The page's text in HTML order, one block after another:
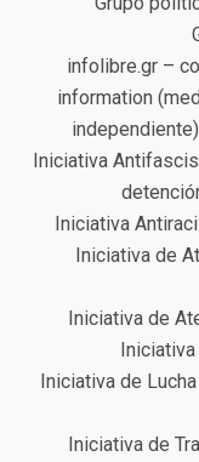
infolibre.gr –
information
Iniciativa
Iniciativa
Iniciativa de
Iniciativa de
Iniciativa de
Iniciativa de